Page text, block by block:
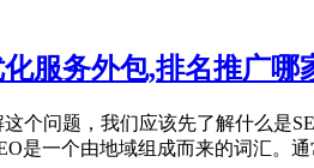
服务外包,排名推广哪
个问题，我们应该先了解什么是
是一个由地域组成而来的词汇。